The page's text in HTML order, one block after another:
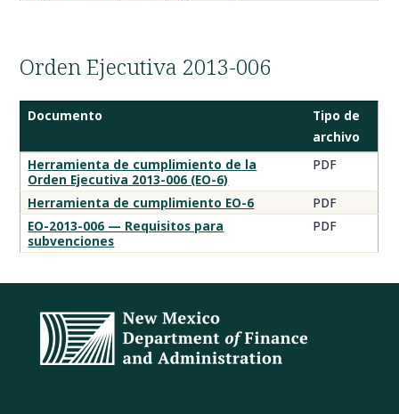
Orden Ejecutiva 2013-006
Documentos
de
cumplimiento
de
la
Orden
006
Documento
Tipo de
archivo
Herramienta de cumplimiento de la
Orden Ejecutiva 2013-006 (EO-6)
PDF
Herramienta de cumplimiento EO-6
PDF
EO-2013-006 — Requisitos para
subvenciones
PDF